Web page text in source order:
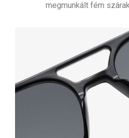
megmunkált fém